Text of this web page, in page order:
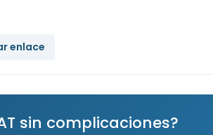
enlace
sin complicaciones?